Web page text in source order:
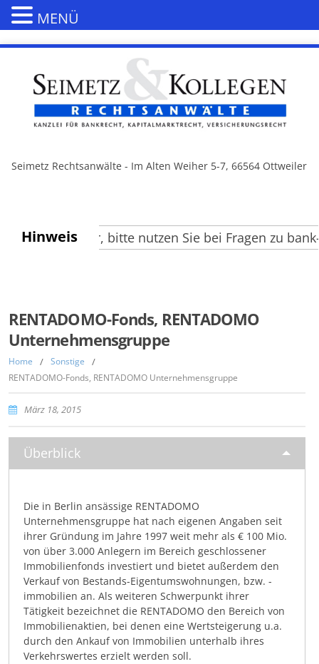
Seimetz Rechtsanwälte - Im Alten Weiher 5-7, 66564 Ottweiler
Hinweis
Besucher, bitte nutzen Sie bei Fragen zu bank-
RENTADOMO-Fonds, RENTADOMO
Unternehmensgruppe
Home / Sonstige /
RENTADOMO-Fonds, RENTADOMO Unternehmensgruppe
März 18, 2015
Überblick
Die in Berlin ansässige RENTADOMO
Unternehmensgruppe hat nach eigenen Angaben seit
ihrer Gründung im Jahre 1997 weit mehr als € 100 Mio.
von über 3.000 Anlegern im Bereich geschlossener
Immobilienfonds investiert und bietet außerdem den
Verkauf von Bestands-Eigentumswohnungen, bzw. -
immobilien an. Als weiteren Schwerpunkt ihrer
Tätigkeit bezeichnet die RENTADOMO den Bereich von
Immobilienaktien, bei denen eine Wertsteigerung u.a.
durch den Ankauf von Immobilien unterhalb ihres
Verkehrswertes erzielt werden soll.
MENÜ